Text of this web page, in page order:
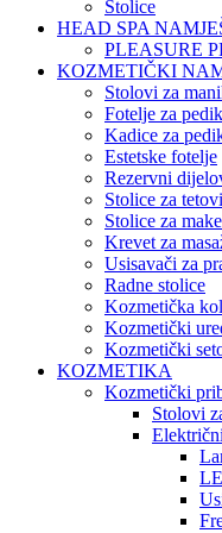
Stolice
HEAD SPA
PLEASURE
KOZMETIČKI
Stolovi za
Fotelje za
Kadice za
Estetske fotelje
Rezervni
Stolice za
Stolice za
Krevet za
Usisavači za
Radne stolice
Kozmetička
Kozmetički
Kozmetički
KOZMETIKA
Kozmetički
Stolovi